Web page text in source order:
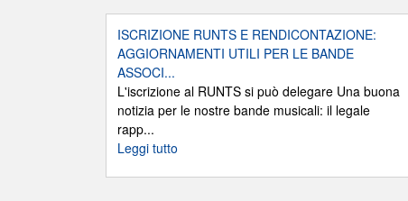
ISCRIZIONE RUNTS E RENDICONTAZIONE:
AGGIORNAMENTI UTILI PER LE BANDE
ASSOCI...
L'iscrizione al RUNTS si può delegare Una buona
notizia per le nostre bande musicali: il legale
rapp...
Leggi tutto